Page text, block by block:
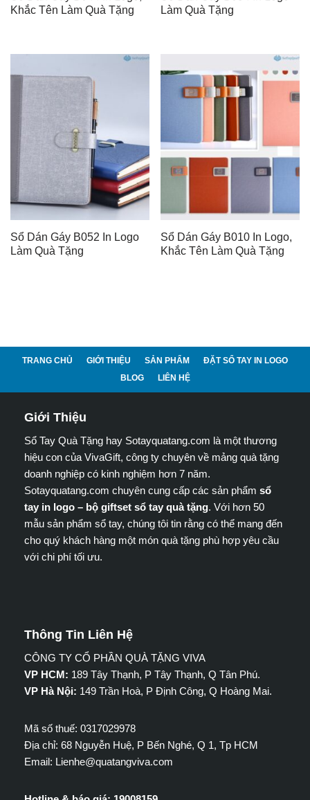
Khắc Tên Làm Quà Tặng
Làm Quà Tặng
Sổ Dán Gáy B052 In Logo
Làm Quà Tặng
Sổ Dán Gáy B010 In Logo,
Khắc Tên Làm Quà Tặng
TRANG CHỦ GIỚI THIỆU SẢN PHẨM
ĐẶT SỔ TAY IN LOGO
BLOG
LIÊN HỆ
Giới Thiệu
Sổ Tay Quà Tặng hay Sotayquatang.com là một thương
hiệu con của VivaGift, công ty chuyên về mảng quà tặng
doanh nghiệp có kinh nghiệm hơn 7 năm.
Sotayquatang.com chuyên cung cấp các sản phẩm sổ
tay in logo – bộ giftset sổ tay quà tặng. Với hơn 50
mẫu sản phẩm sổ tay, chúng tôi tin rằng có thể mang đến
cho quý khách hàng một món quà tặng phù hợp yêu cầu
với chi phí tối ưu.
Thông Tin Liên Hệ
CÔNG TY CỔ PHẦN QUÀ TẶNG VIVA
VP HCM: 189 Tây Thạnh, P Tây Thạnh, Q Tân Phú.
VP Hà Nội: 149 Trần Hoà, P Định Công, Q Hoàng Mai.
Mã số thuế: 0317029978
Địa chỉ: 68 Nguyễn Huệ, P Bến Nghé, Q 1, Tp HCM
Email: Lienhe@quatangviva.com